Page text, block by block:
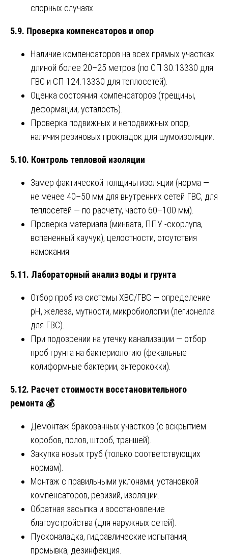
спорных случаях.
5.9. Проверка компенсаторов и опор
Наличие компенсаторов на всех прямых участках
длиной более 20–25 метров (по СП 30.13330 для
ГВС и СП 124.13330 для теплосетей).
Оценка состояния компенсаторов (трещины,
деформации, усталость).
Проверка подвижных и неподвижных опор,
наличия резиновых прокладок для шумоизоляции.
5.10. Контроль тепловой изоляции
Замер фактической толщины изоляции (норма —
не менее 40–50 мм для внутренних сетей ГВС, для
теплосетей — по расчёту, часто 60–100 мм).
Проверка материала (минвата, ППУ -скорлупа,
вспененный каучук), целостности, отсутствия
намокания.
5.11. Лабораторный анализ воды и грунта
Отбор проб из системы ХВС/ГВС — определение
pH, железа, мутности, микробиологии (легионелла
для ГВС).
При подозрении на утечку канализации — отбор
проб грунта на бактериологию (фекальные
колиформные бактерии, энтерококки).
5.12. Расчет стоимости восстановительного
ремонта 💰
Демонтаж бракованных участков (с вскрытием
коробов, полов, штроб, траншей).
Закупка новых труб (только соответствующих
нормам).
Монтаж с правильными уклонами, установкой
компенсаторов, ревизий, изоляции.
Обратная засыпка и восстановление
благоустройства (для наружных сетей).
Пусконаладка, гидравлические испытания,
промывка, дезинфекция.